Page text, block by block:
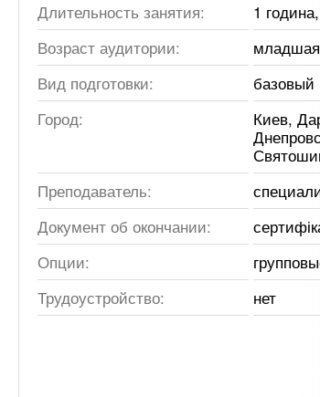
Длительность занятия:
1
Возраст аудитории:
Вид подготовки:
базовый
Город:
Киев,
Преподаватель:
Документ об окончании:
Опции:
Трудоустройство:
нет